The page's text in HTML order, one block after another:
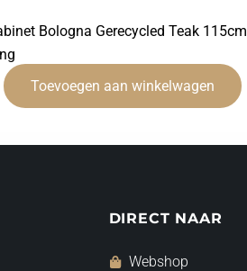
Bologna Gerecycled Teak 115cm
Toevoegen aan winkelwagen
DIRECT NAAR
Webshop